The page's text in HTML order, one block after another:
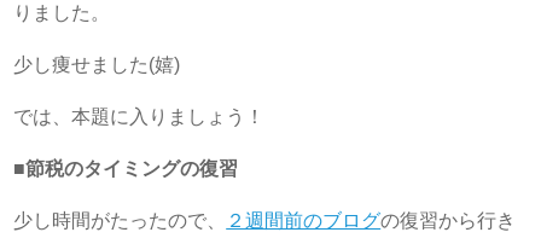
りました。
少し痩せました(嬉)
では、本題に入りましょう！
■節税のタイミングの復習
少し時間がたったので、 ２週間前のブログの復習から行き